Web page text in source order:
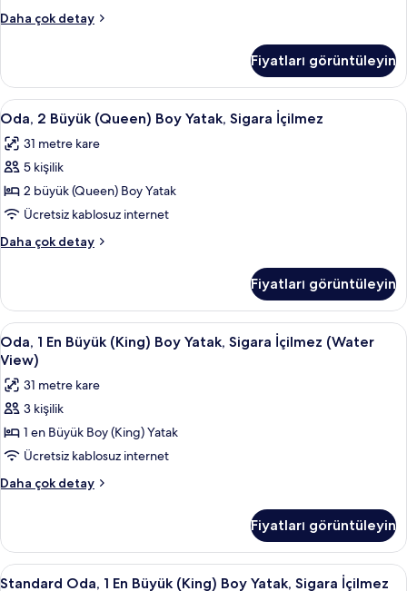
İçilmez
fotoğrafları
görün
Daha çok detay
Standard
(Queen)
Boy
Yatak,
İçilmez
hakkında
fazla
detay
Fiyatları görüntüleyin
Oda,
2
Büyük
(Queen)
Boy
Yatak,
Sigara
İçilmez
tüm
fotoğrafları
görün
Odada kasa, masa, dizüstü bilgisayar
4
Oda, 2 Büyük (Queen) Boy Yatak, Sigara İçilmez
31 metre kare
5 kişilik
2 büyük (Queen) Boy Yatak
Ücretsiz kablosuz internet
Daha çok detay
Oda,
Boy
Yatak,
Sigara
İçilmez
hakkında
daha
fazla
Fiyatları görüntüleyin
Oda,
1
En
Büyük
(King)
Boy
Yatak,
Sigara
View)
için
tüm
Odada kasa, masa, dizüstü bilgisayar
5
Oda, 1 En Büyük (King) Boy Yatak, Sigara İçilmez (Water
View)
31 metre kare
3 kişilik
1 en Büyük Boy (King) Yatak
Ücretsiz kablosuz internet
Daha çok detay
Oda,
(King)
Boy
Yatak,
Fiyatları görüntüleyin
Standard
Odada kasa, masa, dizüstü bilgisayar
4
Standard Oda, 1 En Büyük (King) Boy Yatak, Sigara İçilmez